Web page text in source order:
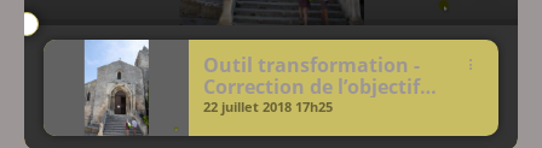
Outil transformation -
Correction de l’objectif
22 juillet 2018 17h25